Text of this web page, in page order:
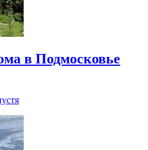
в Подмосковье